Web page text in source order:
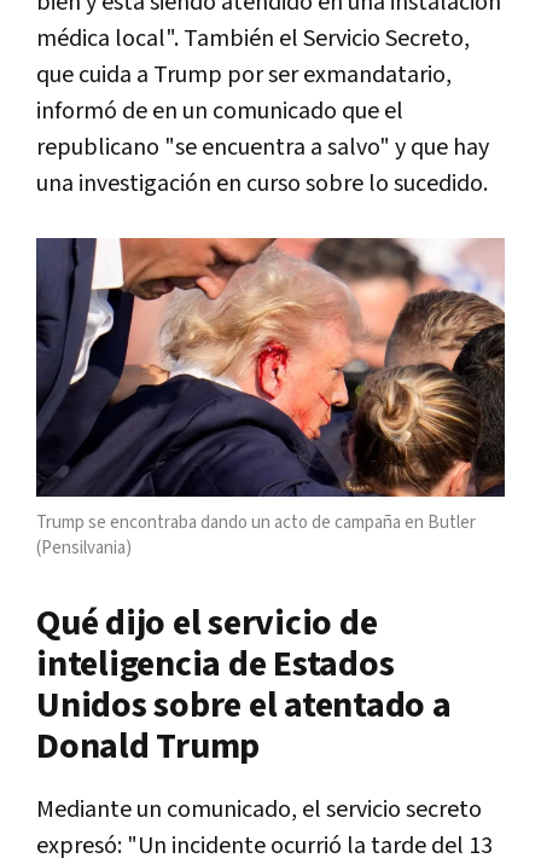
médica local". También el Servicio Secreto,
que cuida a Trump por ser exmandatario,
informó de en un comunicado que el
republicano "se encuentra a salvo" y que hay
una investigación en curso sobre lo sucedido.
Trump se encontraba dando un acto de campaña en Butler
(Pensilvania)
Qué dijo el servicio de
inteligencia de Estados
Unidos sobre el atentado a
Donald Trump
Mediante un comunicado, el servicio secreto
expresó: "Un incidente ocurrió la tarde del 13